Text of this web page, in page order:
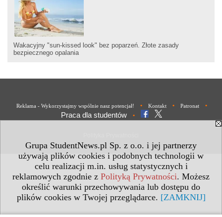
Grupa StudentNews.pl Sp. z o.o. i jej partnerzy
używają plików cookies i podobnych technologii w
celu realizacji m.in. usług statystycznych i
reklamowych zgodnie z Polityką Prywatności. Możesz
określić warunki przechowywania lub dostępu do
plików cookies w Twojej przeglądarce. [ZAMKNIJ]
Wakacyjny "sun-kissed look" bez poparzeń. Złote zasady
bezpiecznego opalania
Reklama - Wykorzystajmy wspólnie nasz potencjał! • Kontakt • Patronat •
Praca dla studentów •